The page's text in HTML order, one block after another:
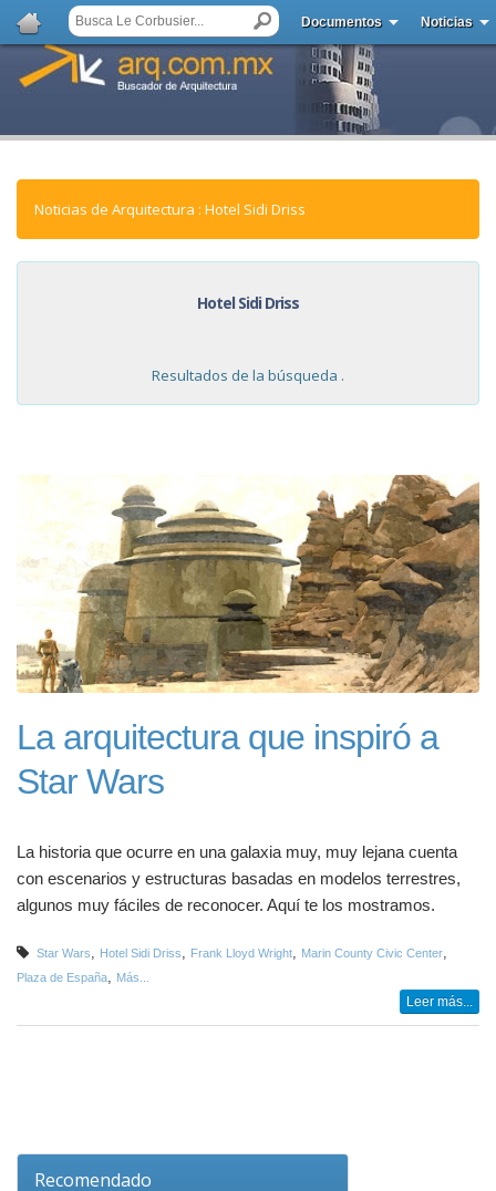
Documentos Noticias
Noticias de Arquitectura : Hotel Sidi Driss
Hotel Sidi Driss
Resultados de la búsqueda .
La arquitectura que inspiró a
Star Wars
La historia que ocurre en una galaxia muy, muy lejana cuenta
con escenarios y estructuras basadas en modelos terrestres,
algunos muy fáciles de reconocer. Aquí te los mostramos.
Star Wars Hotel Sidi Driss Frank Lloyd Wright Marin County Civic Center
Plaza de España Más...
Leer más...
Recomendado